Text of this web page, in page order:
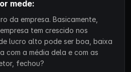
mede:
da empresa. Basicamente,
tem crescido nos
lucro alto pode ser boa, baixa
com a média dela e com as
fechou?